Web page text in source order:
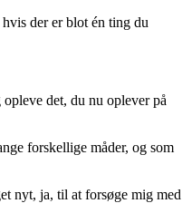
der er blot én ting du
det, du nu oplever på
forskellige måder, og som
nyt, ja, til at forsøge mig med